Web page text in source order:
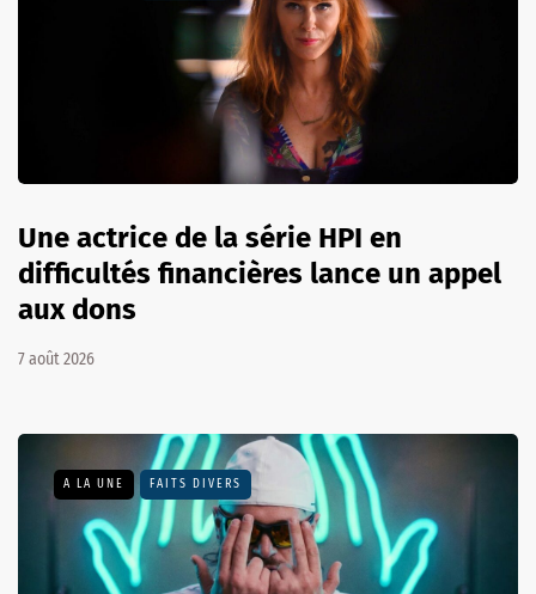
Une actrice de la série HPI en
difficultés financières lance un appel
aux dons
7 août 2026
A LA UNE FAITS DIVERS